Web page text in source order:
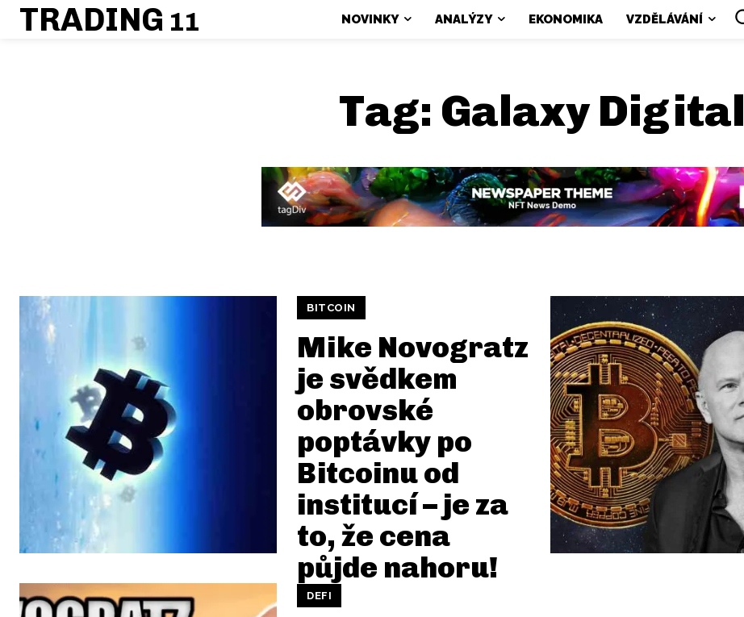
TRADING 11 NOVINKY ANALÝZY EKONOMIKA VZDĚLÁVÁNÍ
Tag: Galaxy Digital
BITCOIN
Mike Novogratz
je svědkem
obrovské
poptávky po
Bitcoinu od
institucí – je za
to, že cena
půjde nahoru!
DEFI